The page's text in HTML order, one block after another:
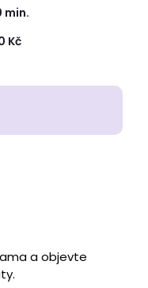
min.
Kč
a objevte